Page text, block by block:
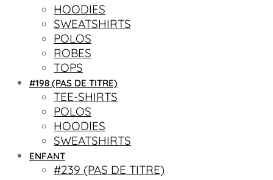
HOODIES
SWEATSHIRTS
POLOS
ROBES
TOPS
#198 (PAS DE TITRE)
TEE-SHIRTS
POLOS
HOODIES
SWEATSHIRTS
ENFANT
#239 (PAS DE TITRE)